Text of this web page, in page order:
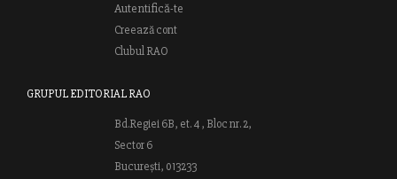
Autentifică-te
Creează cont
Clubul RAO
GRUPUL EDITORIAL RAO
Bd.Regiei 6B, et. 4 , Bloc nr. 2,
Sector 6
București, 013233